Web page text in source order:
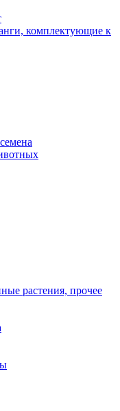
комплектующие к
растения, прочее